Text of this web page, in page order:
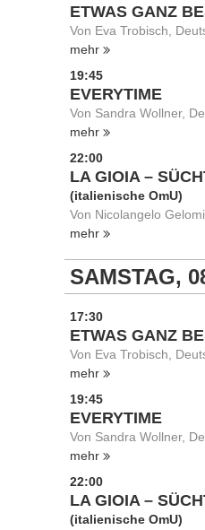
ETWAS GANZ
Von Eva Trobisch,
mehr
19:45
EVERYTIME
Von Sandra Wollner,
mehr
22:00
LA GIOIA –
(italienische OmU)
Von Nicolangelo
mehr
SAMSTAG,
17:30
ETWAS GANZ
Von Eva Trobisch,
mehr
19:45
EVERYTIME
Von Sandra Wollner,
mehr
22:00
LA GIOIA –
(italienische OmU)